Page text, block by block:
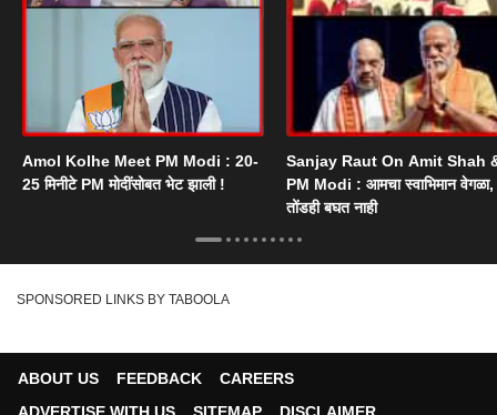
Amol Kolhe Meet PM Modi : 20-
25 मिनीटे PM मोदींसोबत भेट झाली !
Sanjay Raut On Amit Shah
PM Modi : आमचा स्वाभिमान वेगळा,
तोंडही बघत नाही
SPONSORED LINKS BY TABOOLA
ABOUT US FEEDBACK
CAREERS